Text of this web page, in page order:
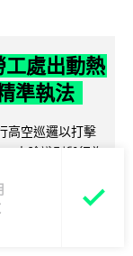
工處出動熱
準執法
高空巡邏以打擊
人臉識別與行為